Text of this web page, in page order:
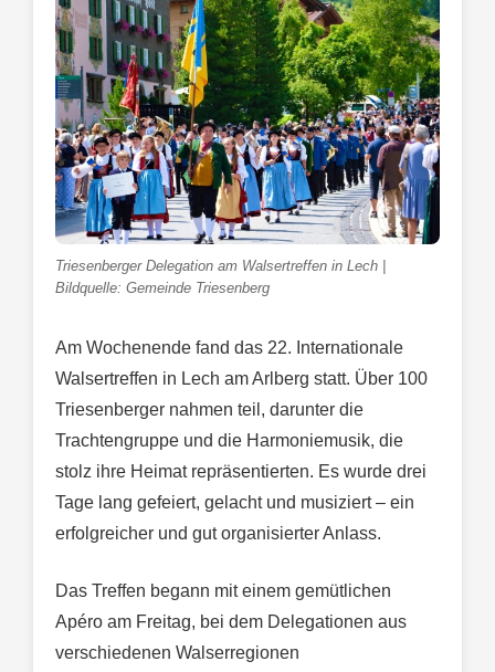
Triesenberger Delegation am Walsertreffen in Lech |
Bildquelle: Gemeinde Triesenberg
Am Wochenende fand das 22. Internationale
Walsertreffen in Lech am Arlberg statt. Über 100
Triesenberger nahmen teil, darunter die
Trachtengruppe und die Harmoniemusik, die
stolz ihre Heimat repräsentierten. Es wurde drei
Tage lang gefeiert, gelacht und musiziert – ein
erfolgreicher und gut organisierter Anlass.
Das Treffen begann mit einem gemütlichen
Apéro am Freitag, bei dem Delegationen aus
verschiedenen Walserregionen